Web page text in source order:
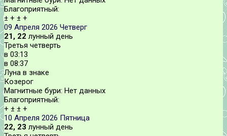
Благоприятный:
± + ± +
09 Апреля 2026 Четверг
21, 22 лунный день
Третья четверть
в 03:13
в 08:37
Луна в знаке
Козерог
Магнитные бури: Нет данных
Благоприятный:
+ ± ± +
10 Апреля 2026 Пятница
22, 23 лунный день